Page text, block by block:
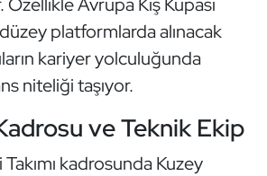
platformlarda alınacak
kariyer yolculuğunda
niteliği taşıyor.
ve Teknik Ekip
kadrosunda Kuzey